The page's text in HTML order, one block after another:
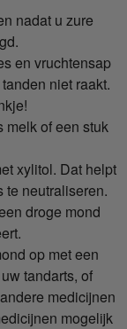
nadat u zure
en vruchtensap
niet raakt.
melk of een stuk
xylitol. Dat helpt
te neutraliseren.
droge mond
op met een
tandarts, of
medicijnen
mogelijk